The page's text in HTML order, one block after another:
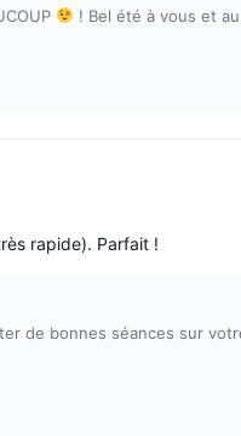
! Bel été à vous et
rapide). Parfait !
de bonnes séances sur